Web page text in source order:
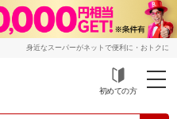
身近なスーパーがネットで便利に・おトクに
初めての方